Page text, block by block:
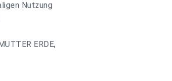
Nutzung
ERDE,